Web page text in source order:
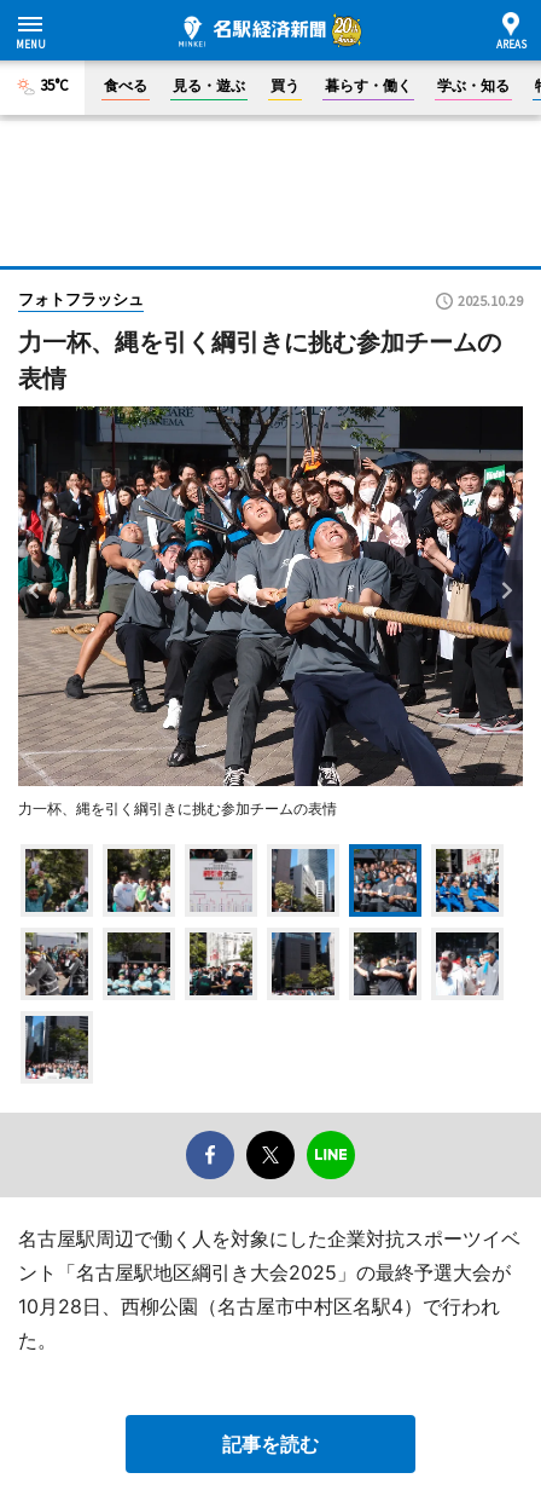
35°C 食べる 見る・遊ぶ 買う 暮らす・働く 学ぶ・知る
フォトフラッシュ 2025.10.29
力一杯、縄を引く綱引きに挑む参加チームの
表情
力一杯、縄を引く綱引きに挑む参加チームの表情
名古屋駅周辺で働く人を対象にした企業対抗スポーツイベ
ント「名古屋駅地区綱引き大会2025」の最終予選大会が
10月28日、西柳公園（名古屋市中村区名駅4）で行われ
た。
記事を読む